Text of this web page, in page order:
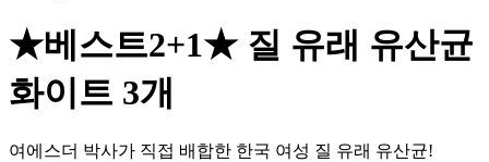
★베스트2+1★ 질 유래 유산균
화이트 3개
여에스더 박사가 직접 배합한 한국 여성 질 유래 유산균!